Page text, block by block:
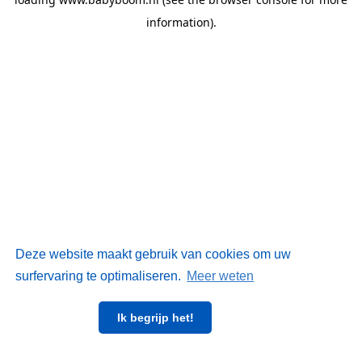
Deze website maakt gebruik van cookies om uw
surfervaring te optimaliseren. Meer weten
Ik begrijp het!
information).